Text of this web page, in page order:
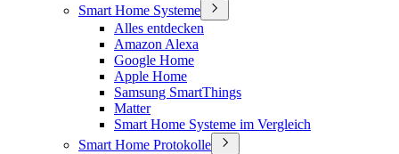
Smart Home Systeme
Alles entdecken
Amazon Alexa
Google Home
Apple Home
Samsung SmartThings
Matter
Smart Home Systeme im Vergleich
Smart Home Protokolle